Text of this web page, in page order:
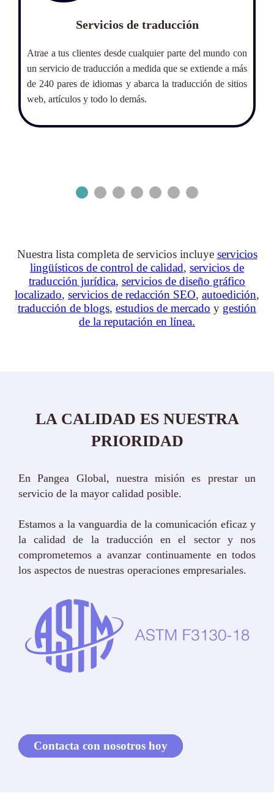
Servicios de traducción
Atrae a tus clientes desde cualquier parte del mundo con
un servicio de traducción a medida que se extiende a más
de 240 pares de idiomas y abarca la traducción de sitios
web, artículos y todo lo demás.
Nuestra lista completa de servicios incluye servicios
lingüísticos de control de calidad, servicios de
traducción jurídica, servicios de diseño gráfico
localizado, servicios de redacción SEO, autoedición,
traducción de blogs, estudios de mercado y gestión
de la reputación en línea.
LA CALIDAD ES NUESTRA
PRIORIDAD
En Pangea Global, nuestra misión es prestar un
servicio de la mayor calidad posible.
Estamos a la vanguardia de la comunicación eficaz y
la calidad de la traducción en el sector y nos
comprometemos a avanzar continuamente en todos
los aspectos de nuestras operaciones empresariales.
Contacta con nosotros hoy